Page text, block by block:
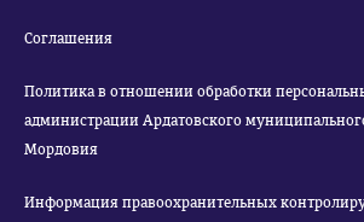
Соглашения
Политика в отношении обработки
администрации Ардатовского
Мордовия
Информация правоохранительных